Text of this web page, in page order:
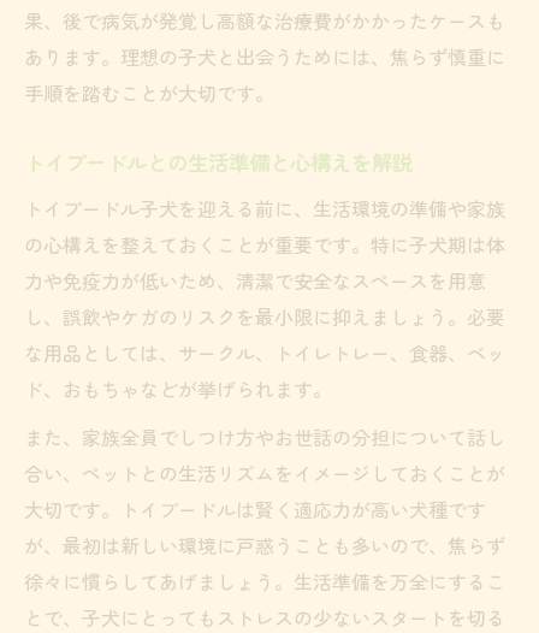
果、後で病気が発覚し高額な治療費がかかったケースも
あります。理想の子犬と出会うためには、焦らず慎重に
手順を踏むことが大切です。
トイプードルとの生活準備と心構えを解説
トイプードル子犬を迎える前に、生活環境の準備や家族
の心構えを整えておくことが重要です。特に子犬期は体
力や免疫力が低いため、清潔で安全なスペースを用意
し、誤飲やケガのリスクを最小限に抑えましょう。必要
な用品としては、サークル、トイレトレー、食器、ベッ
ド、おもちゃなどが挙げられます。
また、家族全員でしつけ方やお世話の分担について話し
合い、ペットとの生活リズムをイメージしておくことが
大切です。トイプードルは賢く適応力が高い犬種です
が、最初は新しい環境に戸惑うことも多いので、焦らず
徐々に慣らしてあげましょう。生活準備を万全にするこ
とで、子犬にとってもストレスの少ないスタートを切る